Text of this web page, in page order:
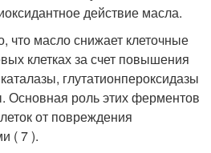
действие масла.
что масло снижает клеточные
клетках за счет повышения
глутатионпероксидазы
Основная роль этих ферментов
от повреждения
( 7 ).